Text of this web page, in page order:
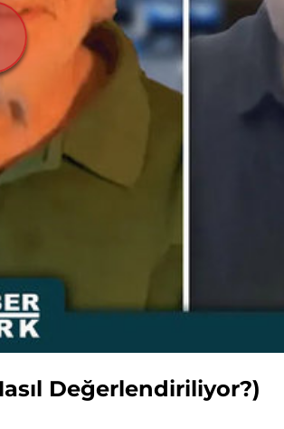
Videoyu
Değerlendiriliyor?)